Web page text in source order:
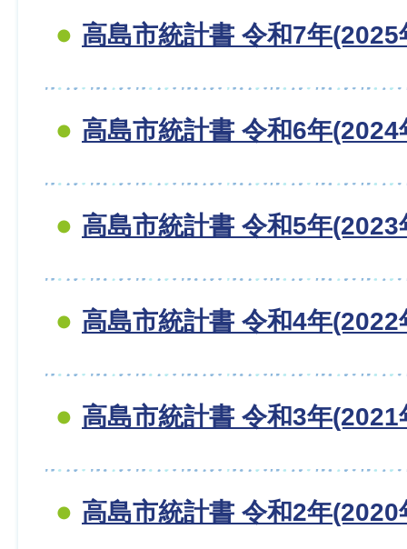
高島市統計書 令和7年(2025
高島市統計書 令和6年(2024
高島市統計書 令和5年(2023
高島市統計書 令和4年(2022
高島市統計書 令和3年(2021
高島市統計書 令和2年(2020